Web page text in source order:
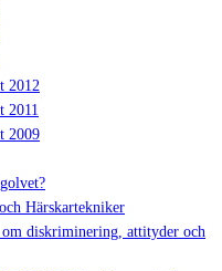
2012
2011
2009
Härskartekniker
diskriminering, attityder och